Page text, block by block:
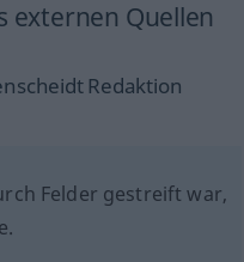
externen Quellen
Redaktion
Felder gestreift war,